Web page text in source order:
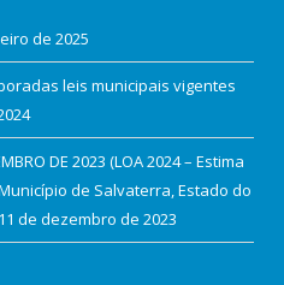
de 2025
leis municipais vigentes
DE 2023 (LOA 2024 – Estima
de Salvaterra, Estado do
11 de dezembro de 2023